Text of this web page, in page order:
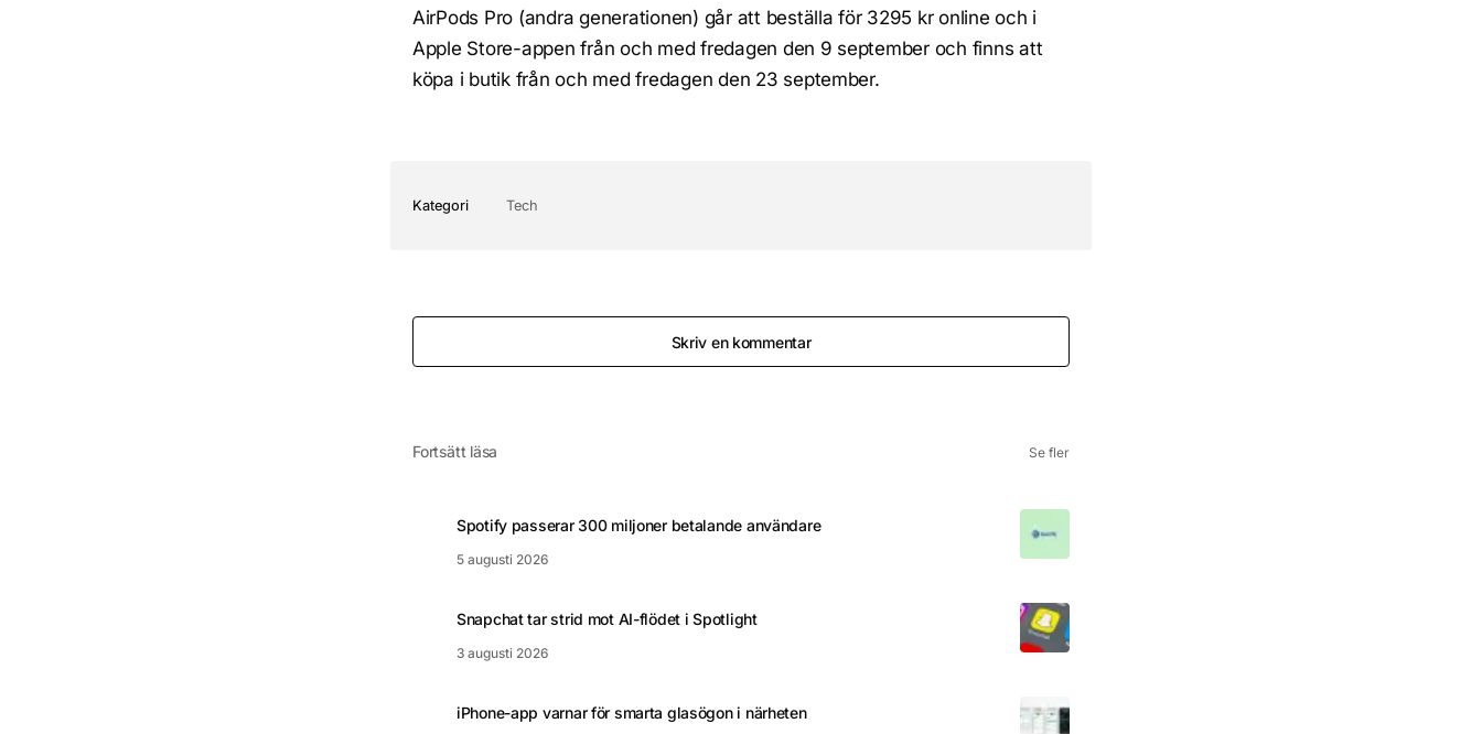
AirPods Pro (andra generationen) går att beställa för 3295 kr online och i
Apple Store-appen från och med fredagen den 9 september och finns att
köpa i butik från och med fredagen den 23 september.
Kategori Tech
Skriv en kommentar
Fortsätt läsa Se fler
Spotify passerar 300 miljoner betalande användare
5 augusti 2026
Snapchat tar strid mot AI-flödet i Spotlight
3 augusti 2026
iPhone-app varnar för smarta glasögon i närheten